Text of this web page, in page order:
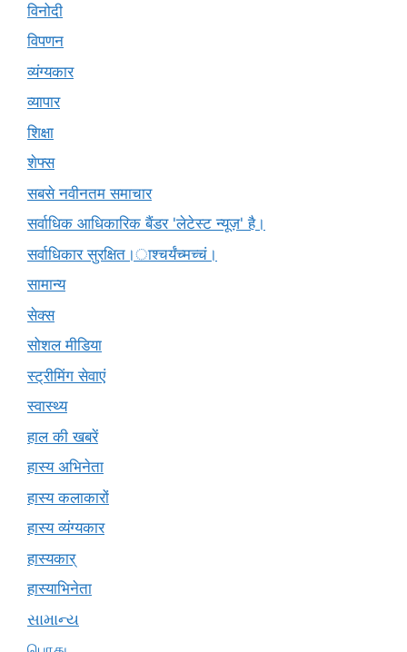
विनोदी
विपणन
व्यंग्यकार
व्यापार
शिक्षा
शेफ्स
सबसे नवीनतम समाचार
सर्वाधिक आधिकारिक बैंडर 'लेटेस्ट न्यूज़' है।
सर्वाधिकार सुरक्षित।ाश्चर्यंच्मच्चं।
सामान्य
सेक्स
सोशल मीडिया
स्ट्रीमिंग सेवाएं
स्वास्थ्य
हाल की खबरें
हास्य अभिनेता
हास्य कलाकारों
हास्य व्यंग्यकार
हास्यकार्
हास्याभिनेता
સામાન્ય